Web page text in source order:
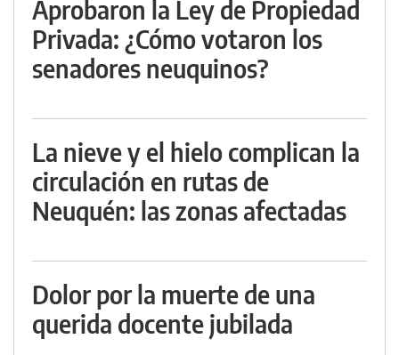
Aprobaron la Ley de Propiedad
Privada: ¿Cómo votaron los
senadores neuquinos?
La nieve y el hielo complican la
circulación en rutas de
Neuquén: las zonas afectadas
Dolor por la muerte de una
querida docente jubilada